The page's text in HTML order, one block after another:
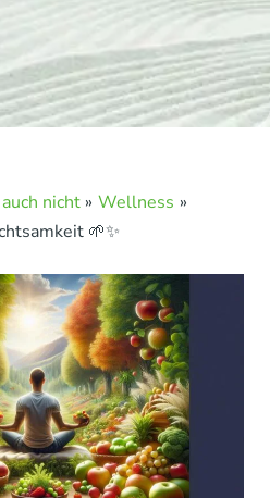
nicht
Wellness
🌱✨